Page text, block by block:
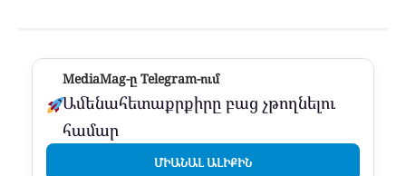
MediaMag-ը Telegram-ում
Ամենահետաքրքիրը բաց չթողնելու
համար
ՄԻԱՆԱԼ ԱԼԻՔԻՆ